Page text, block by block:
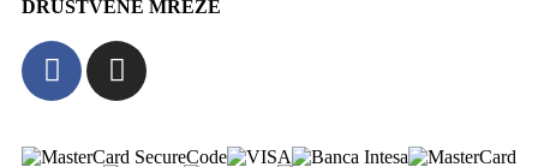
DRUŠTVENE MREŽE